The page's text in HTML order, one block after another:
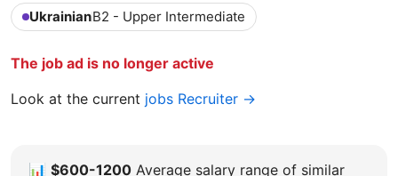
UkrainianB2 - Upper Intermediate
The job ad is no longer active
Look at the current jobs Recruiter →
📊 $600-1200 Average salary range of similar